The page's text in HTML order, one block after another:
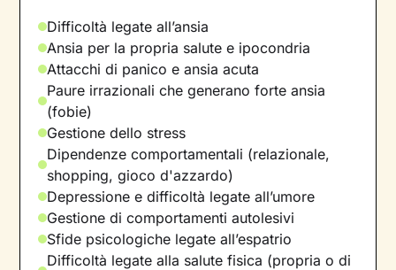
Difficoltà legate all’ansia
Ansia per la propria salute e ipocondria
Attacchi di panico e ansia acuta
Paure irrazionali che generano forte ansia
(fobie)
Gestione dello stress
Dipendenze comportamentali (relazionale,
shopping, gioco d'azzardo)
Depressione e difficoltà legate all’umore
Gestione di comportamenti autolesivi
Sfide psicologiche legate all’espatrio
Difficoltà legate alla salute fisica (propria o di